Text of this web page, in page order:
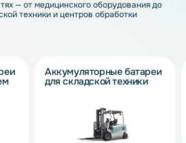
— от медицинского оборудования до
техники и центров обработки
Аккумуляторные батареи
для складской техники